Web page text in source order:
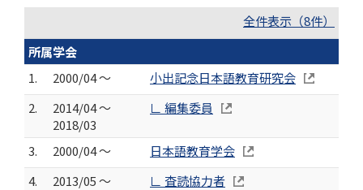
全件表示（8件）
所属学会
1.
2000/04 ～
小出記念日本語教育研究会
2.
2014/04 ～
2018/03
∟ 編集委員
3. 2000/04 ～
日本語教育学会
4.
2013/05 ～
∟ 査読協力者